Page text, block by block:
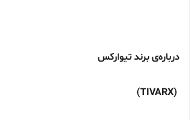
درباره‌ی برند تیوارکس
(
TIVARX
)